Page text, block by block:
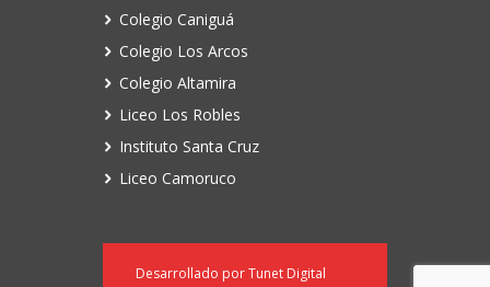
Colegio Caniguá
Colegio Los Arcos
Colegio Altamira
Liceo Los Robles
Instituto Santa Cruz
Liceo Camoruco
Desarrollado porTunet Digital